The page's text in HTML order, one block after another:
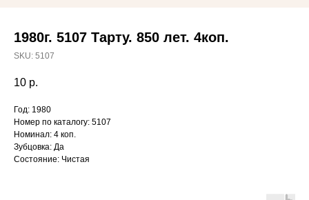
1980г. 5107 Тарту. 850 лет. 4коп.
SKU: 5107
10 р.
Год: 1980
Номер по каталогу: 5107
Номинал: 4 коп.
Зубцовка: Да
Состояние: Чистая